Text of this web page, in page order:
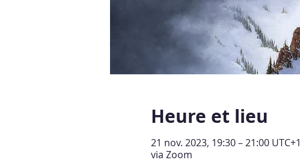
Heure et lieu
21 nov. 2023, 19:30 – 21:00 UTC+1
via Zoom